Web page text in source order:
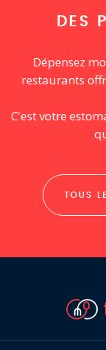
DES
Dépensez
restaurants
C'est votre
TOUS